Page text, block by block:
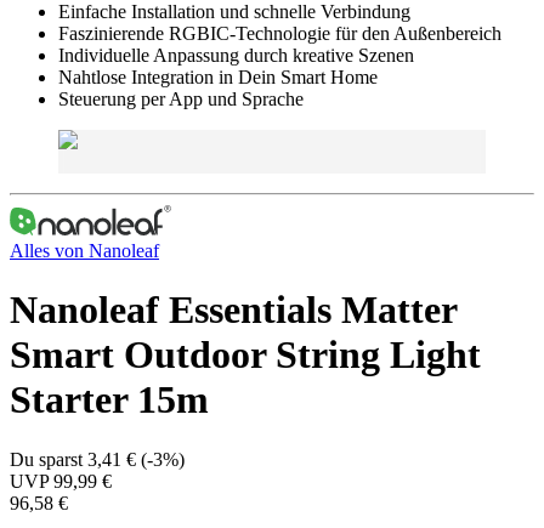
Einfache Installation und schnelle Verbindung
Faszinierende RGBIC-Technologie für den Außenbereich
Individuelle Anpassung durch kreative Szenen
Nahtlose Integration in Dein Smart Home
Steuerung per App und Sprache
Alles von Nanoleaf
Nanoleaf Essentials Matter
Smart Outdoor String Light
Starter 15m
Du sparst 3,41 € (-3%)
UVP99,99 €
96,58 €